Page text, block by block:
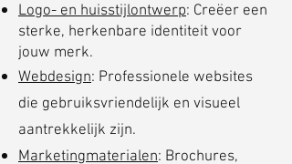
Logo- en huisstijlontwerp: Creëer een
sterke, herkenbare identiteit voor
jouw merk.
Webdesign: Professionele websites
die gebruiksvriendelijk en visueel
aantrekkelijk zijn.
Marketingmaterialen: Brochures,